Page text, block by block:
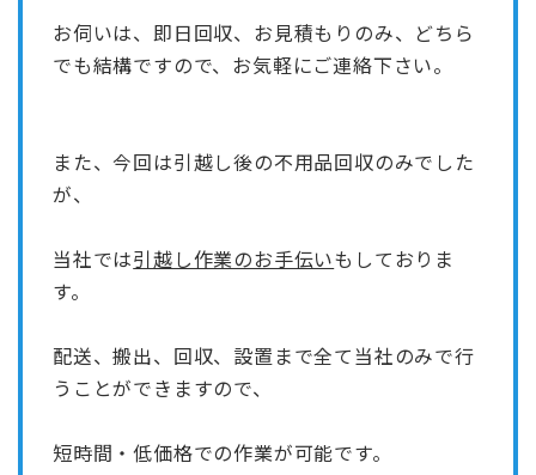
お伺いは、即日回収、お見積もりのみ、どちら
でも結構ですので、お気軽にご連絡下さい。
また、今回は引越し後の不用品回収のみでした
が、
当社では引越し作業のお手伝いもしておりま
す。
配送、搬出、回収、設置まで全て当社のみで行
うことができますので、
短時間・低価格での作業が可能です。